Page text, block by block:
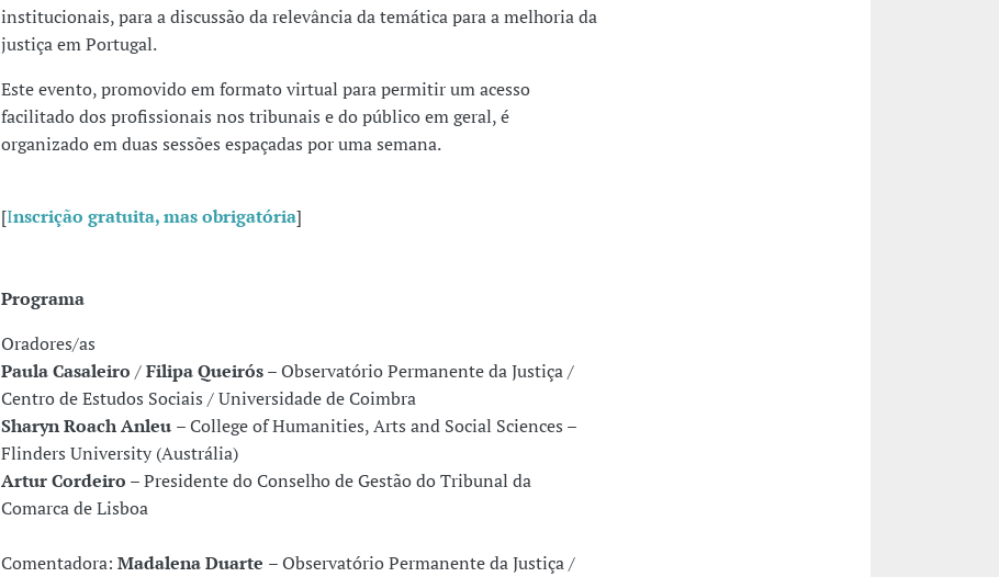
institucionais, para a discussão da relevância da temática para a melhoria da
justiça em Portugal.
Este evento, promovido em formato virtual para permitir um acesso
facilitado dos profissionais nos tribunais e do público em geral, é
organizado em duas sessões espaçadas por uma semana.
[Inscrição gratuita, mas obrigatória]
Programa
Oradores/as
Paula Casaleiro /Filipa Queirós– Observatório Permanente da Justiça /
Centro de Estudos Sociais / Universidade de Coimbra
Sharyn Roach Anleu – College of Humanities, Arts and Social Sciences –
Flinders University (Austrália)
Artur Cordeiro – Presidente do Conselho de Gestão do Tribunal da
Comarca de Lisboa
Comentadora: Madalena Duarte – Observatório Permanente da Justiça /